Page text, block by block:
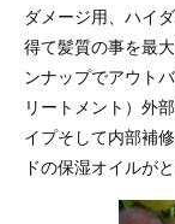
ダメージ用、ハイ
得て髪質の事を最
ンナップでアウト
リートメント）外
イプそして内部補
ドの保湿オイルが